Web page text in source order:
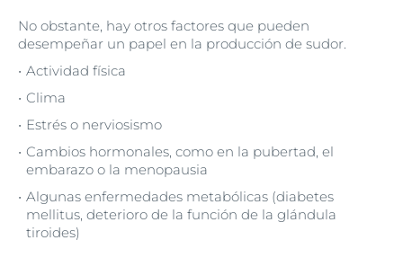
No obstante, hay otros factores que pueden
desempeñar un papel en la producción de sudor.
Actividad física
Clima
Estrés o nerviosismo
Cambios hormonales, como en la pubertad, el
embarazo o la menopausia
Algunas enfermedades metabólicas (diabetes
mellitus, deterioro de la función de la glándula
tiroides)